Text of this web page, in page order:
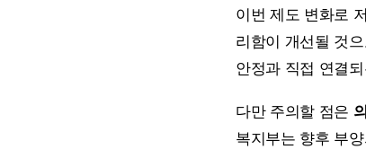
이번 제도 변화로
리함이 개선될 것
안정과 직접 연결
다만 주의할 점은
복지부는 향후 부